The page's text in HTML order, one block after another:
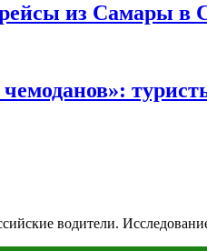
из Самары в
водители.